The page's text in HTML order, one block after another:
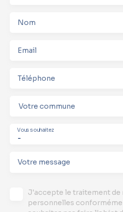
Nom
Email
Téléphone
Votre commune
-
Vous souhaitez
Votre message
J'accepte le traitement de
personnelles